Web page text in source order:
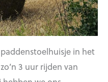
in het
3 uur rijden van